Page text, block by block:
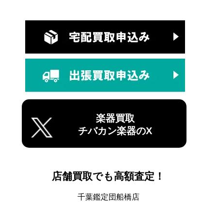
楽器買取
チバカン楽器のX
店舗買取でも高額査定！
千葉鑑定団船橋店